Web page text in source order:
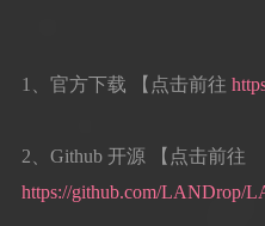
1、官方下载 【点击前往
2、Github 开源 【点击前往
https://github.com/LANDrop/